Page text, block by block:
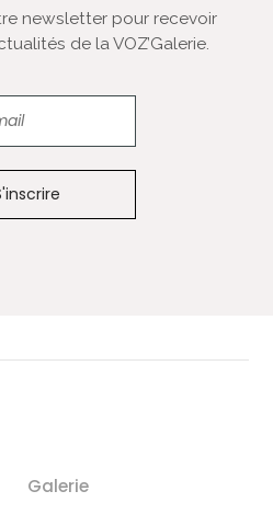
newsletter pour recevoir
de la VOZ’Galerie.
Galerie